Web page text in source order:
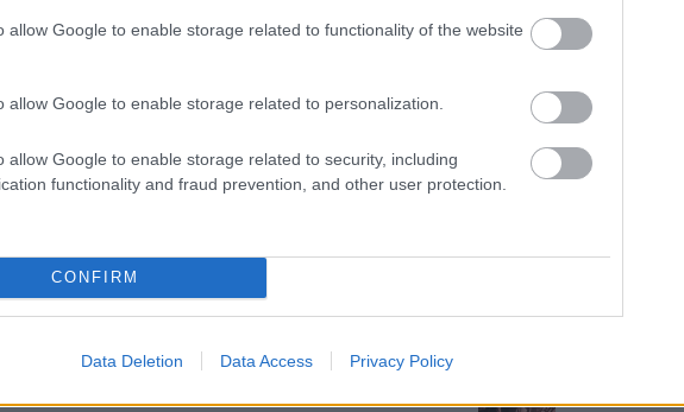
allow Google to enable storage related to functionality of the website
allow Google to enable storage related to personalization.
allow Google to enable storage related to security, including
functionality and fraud prevention, and other user protection.
CONFIRM
Data Deletion Data Access Privacy Policy
BESZÁMOLÓK
ZENÉS
VOLT A
ZAJ FESZTIVÁL
SOHA NEM
EGY
NAPLÓJA -
MÉLY
LEPROUS,